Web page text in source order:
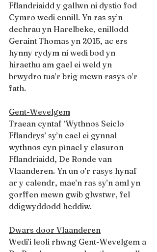
Fflandriaidd y gallwn ni dystio fod
Cymro wedi ennill. Yn ras sy’n
dechrau yn Harelbeke, enillodd
Geraint Thomas yn 2015, ac ers
hynny rydym ni wedi bod yn
hiraethu am gael ei weld yn
brwydro tua’r brig mewn rasys o’r
fath.
Gent-Wevelgem
Traean cyntaf ‘Wythnos Seiclo
Fflandrys’ sy’n cael ei gynnal
wythnos cyn pìnacl y clasuron
Fflandriaidd, De Ronde van
Vlaanderen. Yn un o’r rasys hynaf
ar y calendr, mae’n ras sy’n aml yn
gorffen mewn gwib glwstwr, fel
ddigwyddodd heddiw.
Dwars door Vlaanderen
Wedi’i leoli rhwng Gent-Wevelgem a